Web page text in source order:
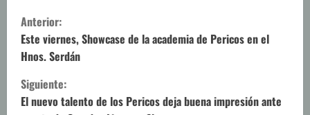
S
i
g
u
Anterior:
Este viernes, Showcase de la academia de Pericos en el
Hnos. Serdán
Siguiente:
El nuevo talento de los Pericos deja buena impresión ante